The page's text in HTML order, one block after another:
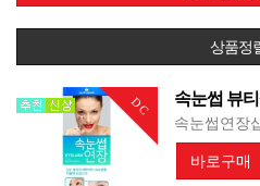
상품정
DC 속눈썹 뷰
속눈썹연장
바로구매